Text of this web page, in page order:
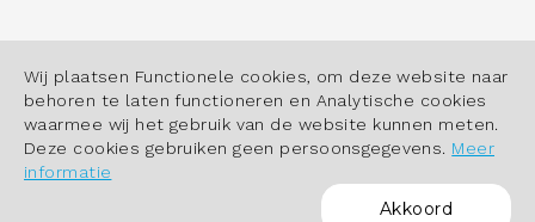
Wij plaatsen Functionele cookies, om deze website naar
behoren te laten functioneren en Analytische cookies
waarmee wij het gebruik van de website kunnen meten.
Deze cookies gebruiken geen persoonsgegevens. Meer
informatie
Akkoord